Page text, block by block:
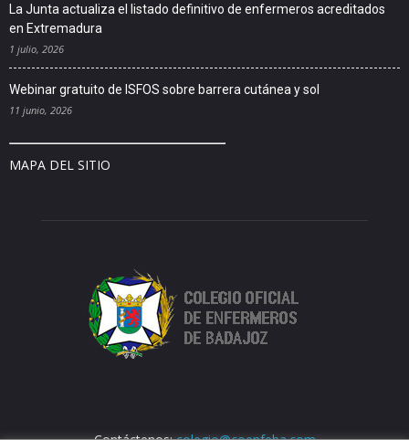
La Junta actualiza el listado definitivo de enfermeros acreditados
en Extremadura
1 julio, 2026
Webinar gratuito de ISFOS sobre barrera cutánea y sol
11 junio, 2026
MAPA DEL SITIO